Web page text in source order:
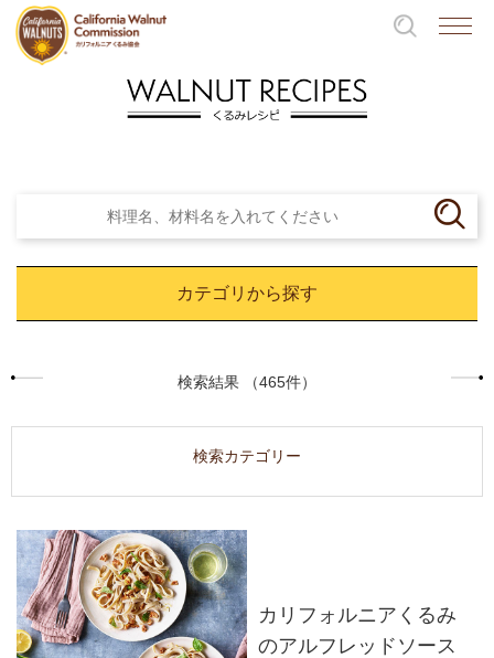
カテゴリから探す
検索結果 （465件）
検索カテゴリー
カリフォルニアくるみ
のアルフレッドソース